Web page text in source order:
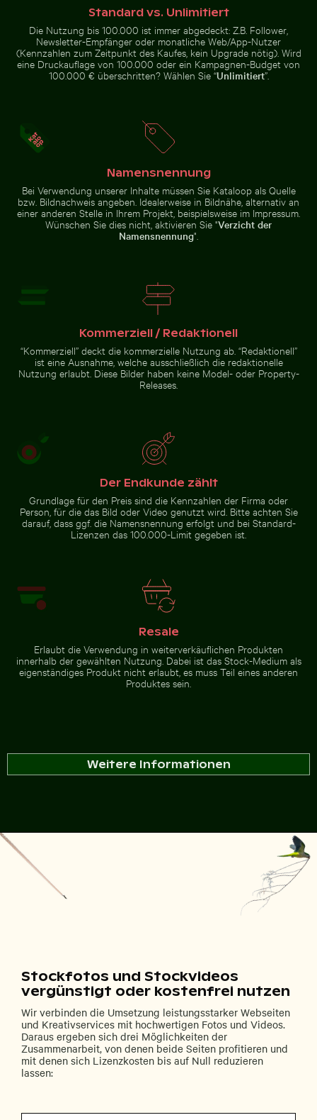
Ruhige Gewässer des Lake
Ontario, Toronto
Lila Phacelia Blüten im
natürlichen Wiesenambiente
Frische Tomaten tauchen ins Wasser
Frische Tomaten tauchen ins
Wasser
Roter Nagellack auf
Seebrücke Sellin im Winter
Seebrücke Sellin im Winter
Bunter Blumenstrauß in
Kleeblüte Zeitraffer eines
verwelkenden
Blumenarrangements
Standard vs. Unlimitiert
Die Nutzung bis 100.000 ist immer abgedeckt: Z.B. Follower,
Newsletter-Empfänger oder monatliche Web/App-Nutzer
(Kennzahlen zum Zeitpunkt des Kaufes, kein Upgrade nötig). Wird
eine Druckauflage von 100.000 oder ein Kampagnen-Budget von
100.000 € überschritten? Wählen Sie “Unlimitiert”.
Namensnennung
Bei Verwendung unserer Inhalte müssen Sie Kataloop als Quelle
bzw. Bildnachweis angeben. Idealerweise in Bildnähe, alternativ an
einer anderen Stelle in Ihrem Projekt, beispielsweise im Impressum.
Wünschen Sie dies nicht, aktivieren Sie "Verzicht der
Namensnennung".
Kommerziell / Redaktionell
“Kommerziell” deckt die kommerzielle Nutzung ab. “Redaktionell”
ist eine Ausnahme, welche ausschließlich die redaktionelle
Nutzung erlaubt. Diese Bilder haben keine Model- oder Property-
Releases.
Der Endkunde zählt
Grundlage für den Preis sind die Kennzahlen der Firma oder
Person, für die das Bild oder Video genutzt wird. Bitte achten Sie
darauf, dass ggf. die Namensnennung erfolgt und bei Standard-
Lizenzen das 100.000-Limit gegeben ist.
Resale
Erlaubt die Verwendung in weiterverkäuflichen Produkten
innerhalb der gewählten Nutzung. Dabei ist das Stock-Medium als
eigenständiges Produkt nicht erlaubt, es muss Teil eines anderen
Produktes sein.
Weitere Informationen
Stockfotos und Stockvideos
vergünstigt oder kostenfrei nutzen
Wir verbinden die Umsetzung leistungsstarker Webseiten
und Kreativservices mit hochwertigen Fotos und Videos.
Daraus ergeben sich drei Möglichkeiten der
Zusammenarbeit, von denen beide Seiten profitieren und
mit denen sich Lizenzkosten bis auf Null reduzieren
lassen: